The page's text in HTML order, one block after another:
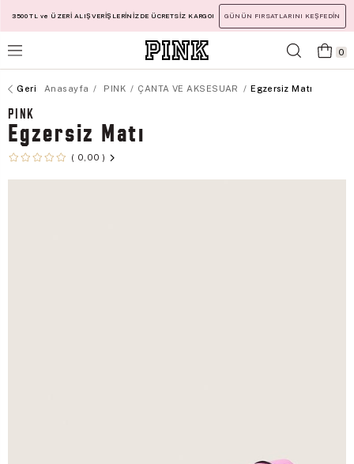
3500 TL ve ÜZERİ ALIŞVERİŞLERİNİZDE ÜCRETSİZ KARGO! GÜNÜN FIRSATLARINI KEŞFEDİN
0
Anasayfa PINK ÇANTA VE AKSESUAR Egzersiz Matı
PINK
Egzersiz Matı
0,00